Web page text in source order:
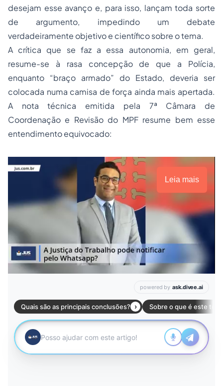
desejam esse avanço e, para isso, lançam toda sorte
de argumento, impedindo um debate
verdadeiramente objetivo e científico sobre o tema.
A crítica que se faz a essa autonomia, em geral,
resume-se à rasa concepção de que a Polícia,
enquanto “braço armado” do Estado, deveria ser
colocada numa camisa de força ainda mais apertada.
A nota técnica emitida pela 7ª Câmara de
Coordenação e Revisão do MPF resume bem esse
entendimento equivocado:
Leia mais